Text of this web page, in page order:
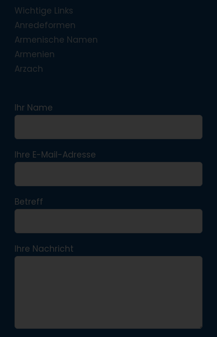
Wichtige Links
Anredeformen
Armenische Namen
Armenien
Arzach
Ihr Name
Ihre E-Mail-Adresse
Betreff
Ihre Nachricht